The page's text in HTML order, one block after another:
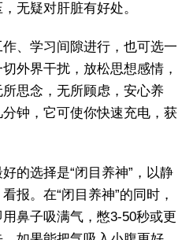
无疑对肝脏有好处。
、学习间隙进行，也可选一
外界干扰，放松思想感情，
思念，无所顾虑，安心养
钟，它可使你快速充电，获
的选择是“闭目养神”，以静
报。在“闭目养神”的同时，
鼻子吸满气，憋3-50秒或更